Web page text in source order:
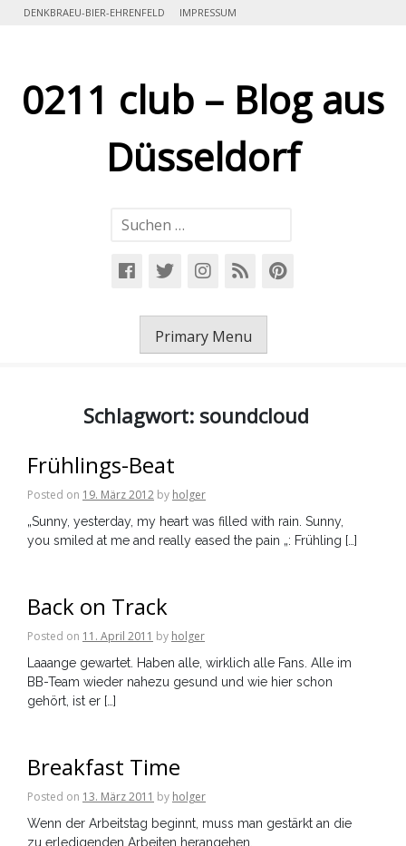
SkipDENKBRAEU-BIER-EHRENFELD IMPRESSUM
0211 club – Blog aus
Düsseldorf
Suchen
Primary Menu
Schlagwort: soundcloud
Frühlings-Beat
Posted on 19. März 2012 by holger
„Sunny, yesterday, my heart was filled with rain. Sunny,
you smiled at me and really eased the pain „: Frühling […]
Back on Track
Posted on 11. April 2011 by holger
Laaange gewartet. Haben alle, wirklich alle Fans. Alle im
BB-Team wieder nahezu gesund und wie hier schon
gehört, ist er […]
Breakfast Time
Posted on 13. März 2011 by holger
Wenn der Arbeitstag beginnt, muss man gestärkt an die
zu erledigenden Arbeiten herangehen.